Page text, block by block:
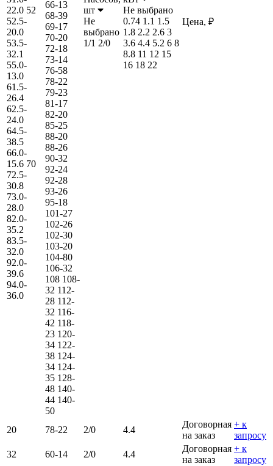
22.0 52
52.5-
20.0
53.5-
32.1
55.0-
13.0
61.5-
26.4
62.5-
24.0
64.5-
38.5
66.0-
15.6 70
72.5-
30.8
73.0-
28.0
82.0-
35.2
83.5-
32.0
92.0-
39.6
94.0-
36.0
66-13
68-39
69-17
70-20
72-18
73-14
76-58
78-22
79-23
81-17
82-20
85-25
88-20
88-26
90-32
92-24
92-28
93-26
95-18
101-27
102-26
102-30
103-20
104-80
106-32
108 108-
32 112-
28 112-
32 116-
42 118-
23 120-
34 122-
38 124-
34 124-
35 128-
48 140-
44 140-
50
шт
Не
выбрано
1/1 2/0
Не выбрано
0.74 1.1 1.5
1.8 2.2 2.6 3
3.6 4.4 5.2 6 8
8.8 11 12 15
16 18 22
Цена, ₽
20 78-22 2/0 4.4
Договорная
на заказ
+ к
запросу
32
60-14 2/0 4.4
Договорная
на заказ
+ к
запросу